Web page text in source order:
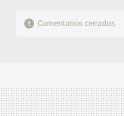
Comentarios cerrados